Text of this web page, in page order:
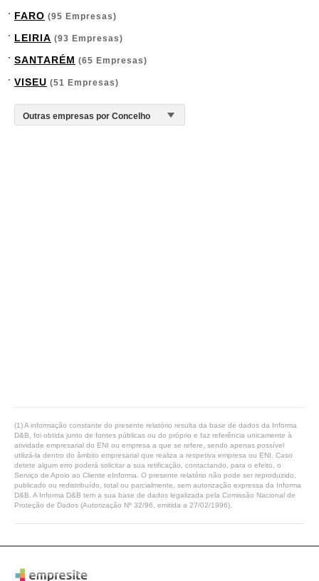
FARO (95 Empresas)
LEIRIA (93 Empresas)
SANTARÉM (65 Empresas)
VISEU (51 Empresas)
(1) A informação constante do presente relatório resulta da base de dados da Informa
D&B, foi obtida junto de fontes públicas ou do próprio e faz referência unicamente à
atividade empresarial do ENI ou empresa a que se refere, sendo apenas possível
utilizá-la dentro do âmbito empresarial que realiza a respetiva empresa ou ENI. Caso
detete algum erro poderá solicitar a sua retificação, contactando, para o efeito, o
Serviço de Apoio ao Cliente eInforma. O presente relatório não pode ser reproduzido,
publicado ou redistribuído, total ou parcialmente, sem autorização expressa da Informa
D&B. A Informa D&B tem a sua base de dados legalizada pela Comissão Nacional de
Proteção de Dados (Autorização Nº 32/96, emitida a 27/02/1996).